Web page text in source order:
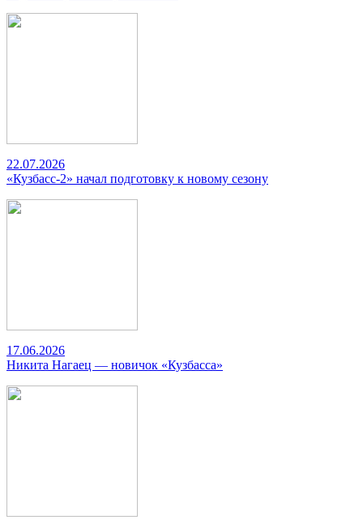
22.07.2026
«Кузбасс-2» начал подготовку к новому сезону
17.06.2026
Никита Нагаец — новичок «Кузбасса»